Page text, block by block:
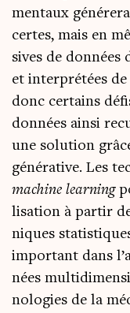
men­taux
certes, mais en
sives de don­nées
et inter­pré­tées de
donc cer­tains
don­nées ain­si
une solu­tion
géné­ra­tive. Les
machine lear­ning
li­sa­tion à par­tir
niques
impor­tant dans
nées
no­lo­gies de la